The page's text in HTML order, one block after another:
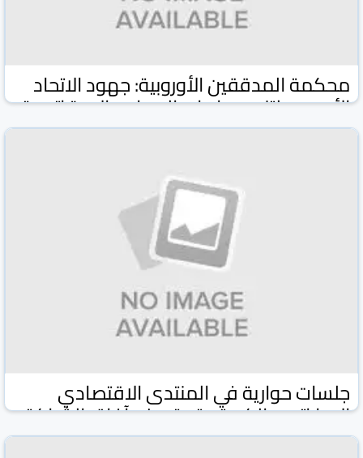
محكمة المدققين الأوروبية: جهود الاتحاد
الأوروبي لتنويع واردات المعادن الاستراتيجية
لم تحقق النتائج المرجوة
جلسات حوارية في المنتدى الاقتصادي
الإماراتي - الكويتي تستعرض آفاق الشراكة
التجارية والاستثمارية